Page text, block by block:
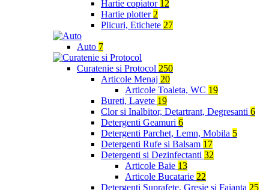
Hartie copiator 12
Hartie plotter 2
Plicuri, Etichete 27
Auto 7
Curatenie si Protocol 250
Articole Menaj 20
Articole Toaleta, WC 19
Bureti, Lavete 19
Clor si Inalbitor, Detartrant, Degresanti 6
Detergenti Geamuri 6
Detergenti Parchet, Lemn, Mobila 5
Detergenti Rufe si Balsam 17
Detergenti si Dezinfectanti 32
Articole Baie 13
Articole Bucatarie 22
Detergenti Suprafete, Gresie si Faianta 25